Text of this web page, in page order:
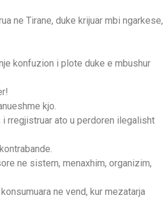
ne Tirane, duke krijuar mbi ngarkese,
konfuzion i plote duke e mbushur
kjo.
rregjistruar ato u perdoren ilegalisht
ne sistem, menaxhim, organizim,
ne vend, kur mezatarja